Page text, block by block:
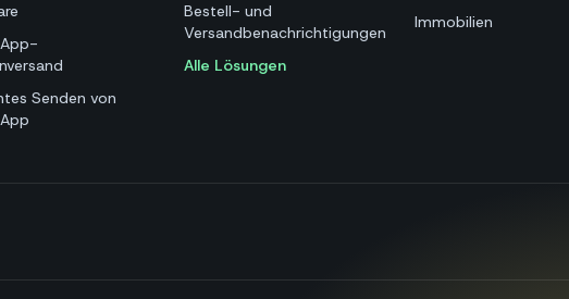
Senden von
Bestell- und
Versandbenachrichtigungen
Alle Lösungen
Immobilien